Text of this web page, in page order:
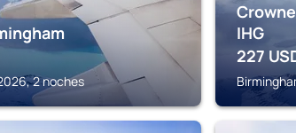
2 noches
IHG
227